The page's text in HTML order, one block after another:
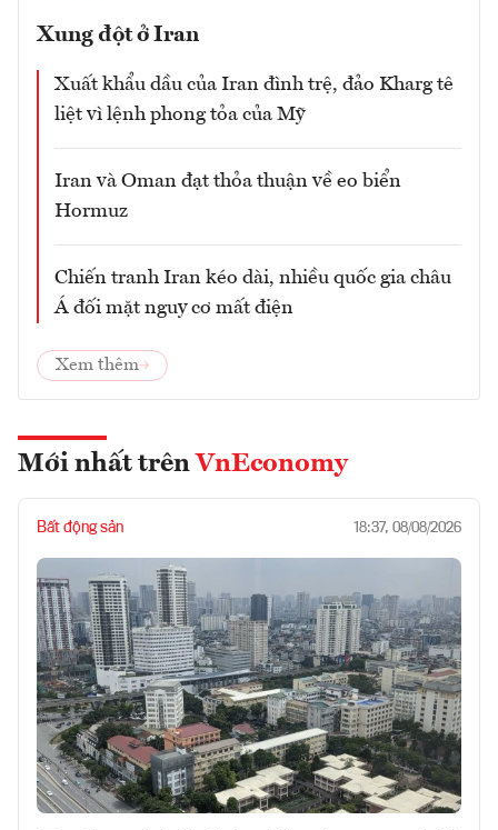
Xung đột ở Iran
Xuất khẩu dầu của Iran đình trệ, đảo Kharg tê
liệt vì lệnh phong tỏa của Mỹ
Iran và Oman đạt thỏa thuận về eo biển
Hormuz
Chiến tranh Iran kéo dài, nhiều quốc gia châu
Á đối mặt nguy cơ mất điện
Xem thêm
Mới nhất trên VnEconomy
Bất động sản 18:37, 08/08/2026